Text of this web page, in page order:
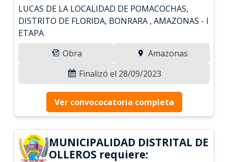
LUCAS DE LA LOCALIDAD DE POMACOCHAS,
DISTRITO DE FLORIDA, BONRARA , AMAZONAS - I
ETAPA
Obra
Amazonas
Finalizó el 28/09/2023
Ver convococatoria completa
MUNICIPALIDAD DISTRITAL DE
OLLEROS requiere: